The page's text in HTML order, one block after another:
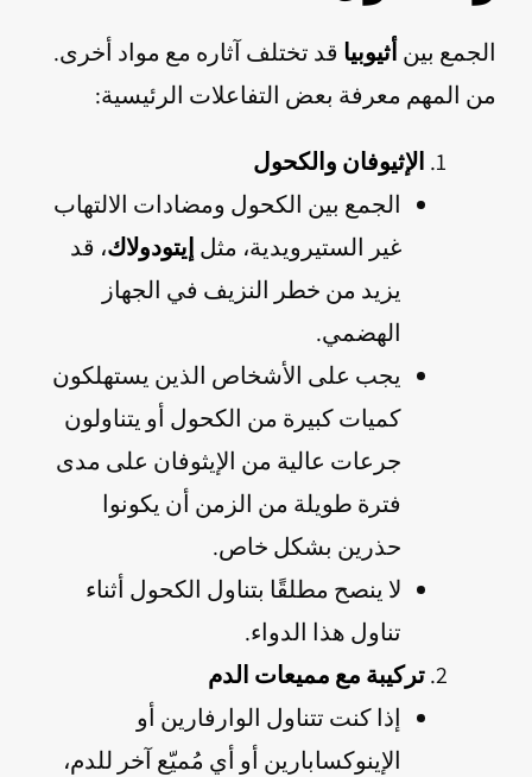
الجمع بين أثيوبيا قد تختلف آثاره مع مواد أخرى.
من المهم معرفة بعض التفاعلات الرئيسية:
الإثيوفان والكحول
الجمع بين الكحول ومضادات الالتهاب
غير الستيرويدية، مثل إيتودولاك، قد
يزيد من خطر النزيف في الجهاز
الهضمي.
يجب على الأشخاص الذين يستهلكون
كميات كبيرة من الكحول أو يتناولون
جرعات عالية من الإيثوفان على مدى
فترة طويلة من الزمن أن يكونوا
حذرين بشكل خاص.
لا ينصح مطلقًا بتناول الكحول أثناء
تناول هذا الدواء.
تركيبة مع مميعات الدم
إذا كنت تتناول الوارفارين أو
الإينوكسابارين أو أي مُميّع آخر للدم،